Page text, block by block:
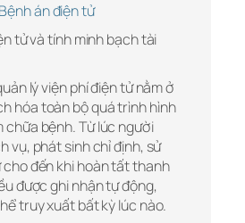
Bệnh án điện tử
tử và tính minh bạch tài
lý viện phí điện tử nằm ở
hóa toàn bộ quá trình hình
chữa bệnh. Từ lúc người
vụ, phát sinh chỉ định, sử
đến khi hoàn tất thanh
được ghi nhận tự động,
truy xuất bất kỳ lúc nào.